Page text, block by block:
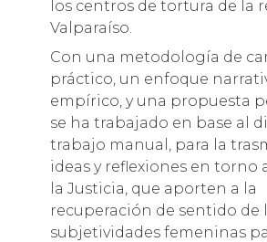
los centros de tortura de la
Valparaíso.
Con una metodología de
práctico, un enfoque
empírico, y una propuesta
se ha trabajado en base al
trabajo manual, para la
ideas y reflexiones en torno
la Justicia, que aporten a la
recuperación de sentido de
subjetividades femeninas